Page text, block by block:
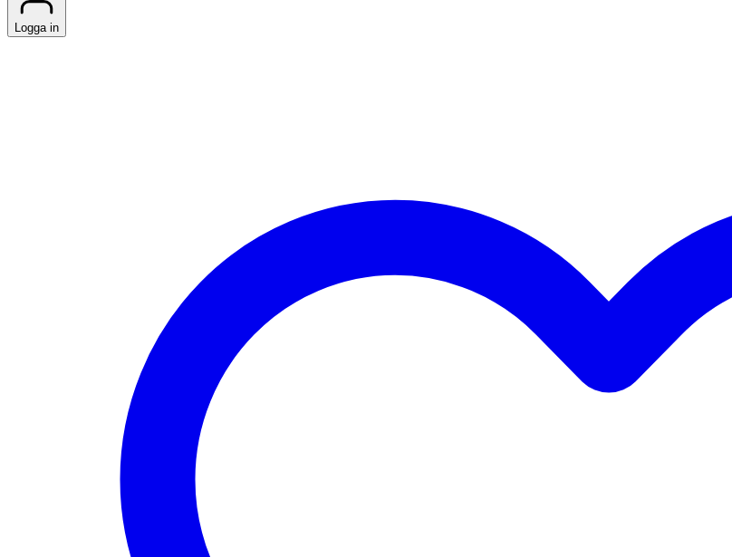
Logga in